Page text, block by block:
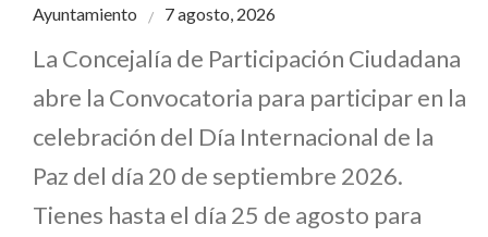
Ayuntamiento 7 agosto, 2026
La Concejalía de Participación Ciudadana
abre la Convocatoria para participar en la
celebración del Día Internacional de la
Paz del día 20 de septiembre 2026.
Tienes hasta el día 25 de agosto para